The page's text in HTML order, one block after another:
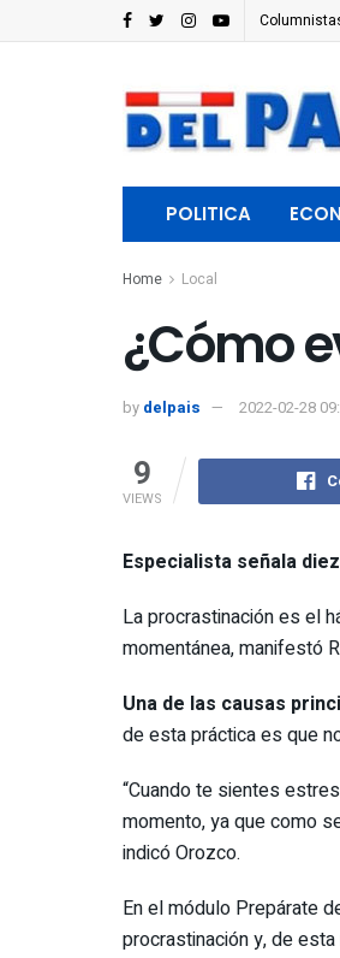
POLITICA
Home Local
¿Cómo
by delpais 2022-02-28
9
VIEWS
Especialista señala
La procrastinación es el
momentánea, manifestó
Una de las causas
de esta práctica es que
“Cuando te sientes
momento, ya que como
indicó Orozco.
En el módulo Prepárate
procrastinación y, de